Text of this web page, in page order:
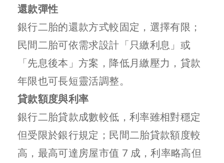
還款彈性
銀行二胎的還款方式較固定，選擇有限；
民間二胎可依需求設計「只繳利息」或
「先息後本」方案，降低月繳壓力，貸款
年限也可長短靈活調整。
貸款額度與利率
銀行二胎貸款成數較低，利率雖相對穩定
但受限於銀行規定；民間二胎貸款額度較
高，最高可達房屋市值 7 成，利率略高但